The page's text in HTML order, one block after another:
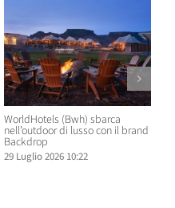
WorldHotels (Bwh) sbarca
nell’outdoor di lusso con il brand
Backdrop
29 Luglio 2026 10:22